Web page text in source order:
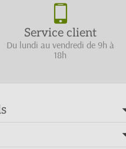
Service client
Du lundi au vendredi de 9h à
18h